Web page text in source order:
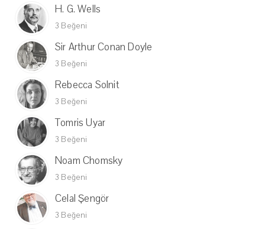
H. G. Wells
3 Beğeni
Sir Arthur Conan Doyle
3 Beğeni
Rebecca Solnit
3 Beğeni
Tomris Uyar
3 Beğeni
Noam Chomsky
3 Beğeni
Celal Şengör
3 Beğeni